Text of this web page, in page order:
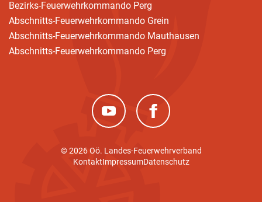
Bezirks-Feuerwehrkommando Perg
Abschnitts-Feuerwehrkommando Grein
Abschnitts-Feuerwehrkommando Mauthausen
Abschnitts-Feuerwehrkommando Perg
(neues Fenster)(neues Fenster)
© 2026 Oö. Landes-Feuerwehrverband
KontaktImpressumDatenschutz